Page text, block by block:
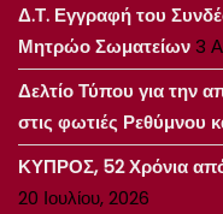
Δ.Τ. Εγγραφή του
Μητρώο Σωματείων3
Δελτίο Τύπου για την
στις φωτιές Ρεθύμνου
ΚΥΠΡΟΣ, 52 Χρόνια
20 Ιουλίου, 2026